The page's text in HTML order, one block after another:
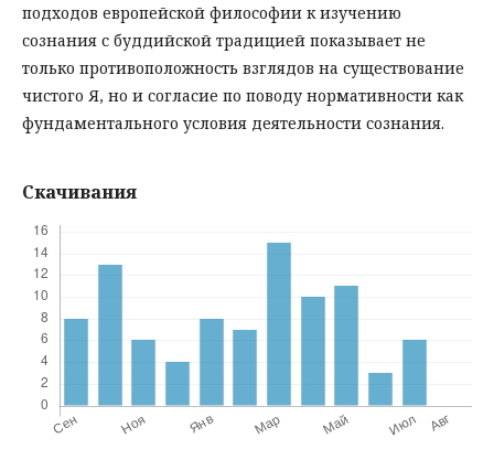
подходов европейской философии к изучению
сознания с буддийской традицией показывает не
только противоположность взглядов на существование
чистого Я, но и согласие по поводу нормативности как
фундаментального условия деятельности сознания.
Скачивания